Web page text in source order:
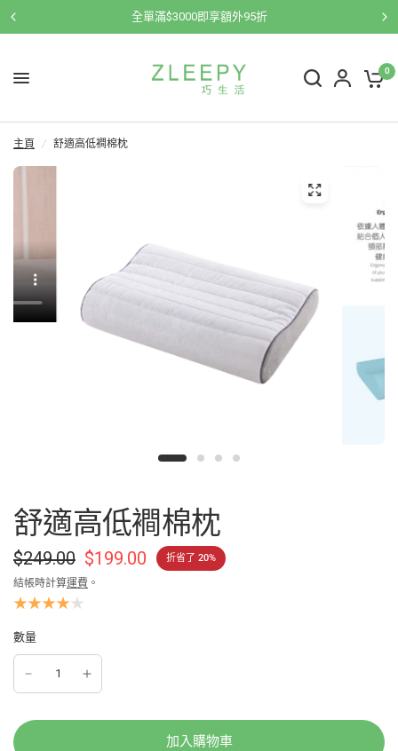
全單滿$3000即享額外95折
0
主頁 / 舒適高低襇棉枕
舒適高低襇棉枕
$249.00 $199.00 折省了 20%
結帳時計算運費 。
數量
加入購物車